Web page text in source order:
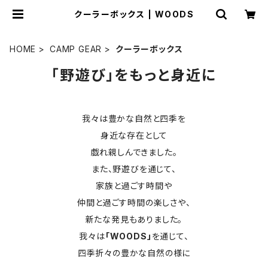
クーラーボックス | WOODS
HOME CAMP GEAR クーラーボックス
「野遊び」をもっと身近に
我々は豊かな自然と四季を
身近な存在として
戯れ親しんできました。
また、野遊びを通じて、
家族と過ごす時間や
仲間と過ごす時間の楽しさや、
新たな発見もありました。
我々は「WOODS」 を通じて、
四季折々の豊かな自然の様に